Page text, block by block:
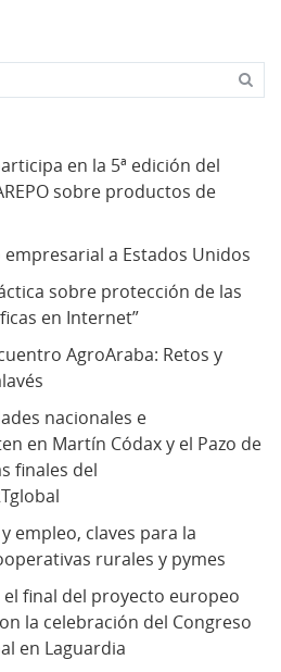
en la 5ª edición del
sobre productos de
a Estados Unidos
sobre protección de las
en Internet”
AgroAraba: Retos y
nacionales e
en Martín Códax y el Pazo de
finales del
empleo, claves para la
rurales y pymes
el final del proyecto europeo
la celebración del Congreso
en Laguardia